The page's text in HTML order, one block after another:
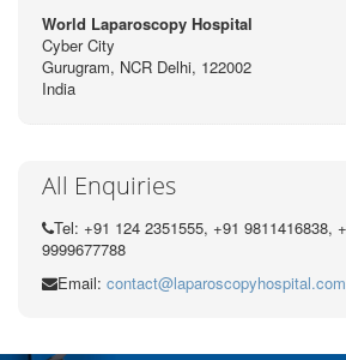
World Laparoscopy Hospital
Cyber City
Gurugram, NCR Delhi, 122002
India
All Enquiries
Tel: +91 124 2351555, +91 9811416838,
9999677788
Email: contact@laparoscopyhospital.com